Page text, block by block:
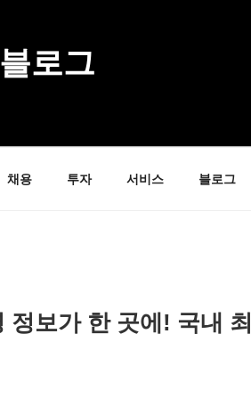
로그
채용 투자 서비스 블로그
정보가 한 곳에! 국내